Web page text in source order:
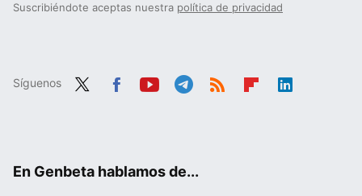
Suscribiéndote aceptas nuestra política de privacidad
Síguenos
En Genbeta hablamos de...